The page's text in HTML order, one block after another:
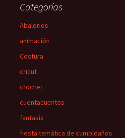
Categorías
Abalorios
animación
Costura
cricut
crochet
cuentacuentos
fantasia
fiesta temática de cumpleaños